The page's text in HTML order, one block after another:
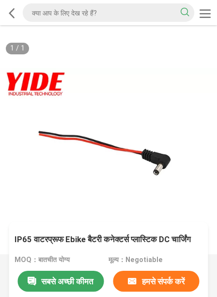
1 / 1
IP65 वाटरप्रूफ Ebike बैटरी कनेक्टर्स प्लास्टिक DC चार्जिंग
MOQ：बातचीत योग्य मूल्य：Negotiable
सबसे अच्छी कीमत हमसे संपर्क करें